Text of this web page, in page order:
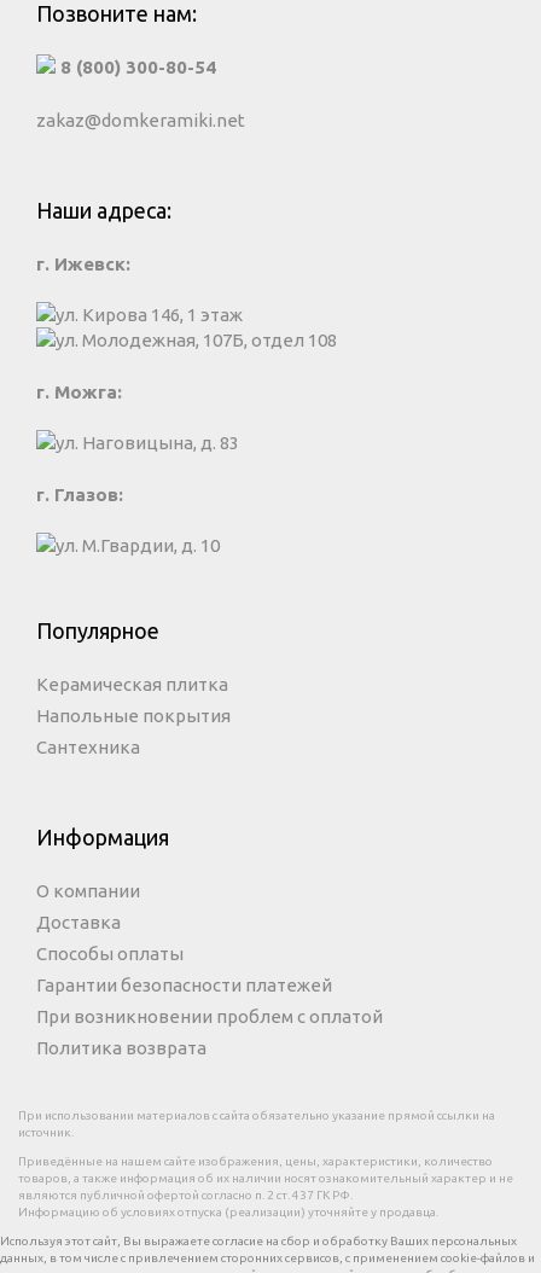
Позвоните нам:
8 (800) 300-80-54
zakaz@domkeramiki.net
Наши адреса:
г. Ижевск:
ул. Кирова 146, 1 этаж
ул. Молодежная, 107Б, отдел 108
г. Можга:
ул. Наговицына, д. 83
г. Глазов:
ул. М.Гвардии, д. 10
Популярное
Керамическая плитка
Напольные покрытия
Сантехника
Информация
О компании
Доставка
Способы оплаты
Гарантии безопасности платежей
При возникновении проблем с оплатой
Политика возврата
При использовании материалов с сайта обязательно указание прямой ссылки на
источник.
Приведённые на нашем сайте изображения, цены, характеристики, количество
товаров, а также информация об их наличии носят ознакомительный характер и не
являются публичной офертой согласно п. 2 ст. 437 ГК РФ.
Информацию об условиях отпуска (реализации) уточняйте у продавца.
Используя этот сайт, Вы выражаете согласие на сбор и обработку Ваших персональных
данных, в том числе с привлечением сторонних сервисов, с применением cookie-файлов и